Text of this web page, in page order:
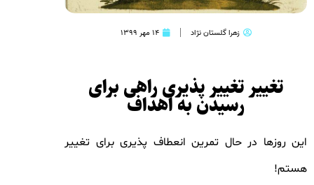
زهرا گلستان نژاد ۱۴ مهر ۱۳۹۹
تغییر تغییر پذیری راهی برای
رسیدن به اهداف
این روزها در حال تمرین انعطاف پذیری برای تغییر
هستم!